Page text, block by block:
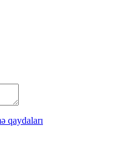
qaydaları